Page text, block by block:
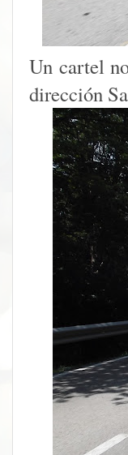
Un cartel
dirección